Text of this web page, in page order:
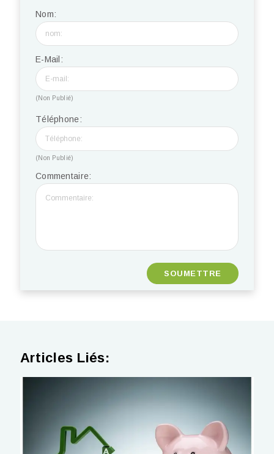
Nom:
E-Mail:
(Non Publié)
Téléphone:
(Non Publié)
Commentaire:
Articles Liés: